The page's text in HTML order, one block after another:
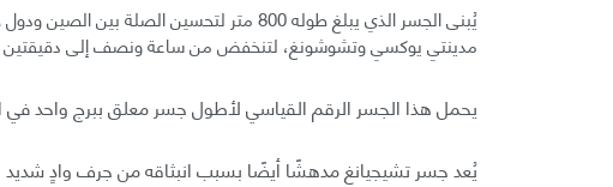
يُبنى الجسر الذي يبلغ طوله 800 متر لتحسين
مدينتي يوكسي وتشوشونغ، لتنخفض من ساعة ونصف إلى
يحمل هذا الجسر الرقم القياسي لأطول جسر معلق ببرج واحد في
يُعد جسر تشيجيانغ مدهشًا أيضًا بسبب انبثاقه من جرف وادٍ شديد